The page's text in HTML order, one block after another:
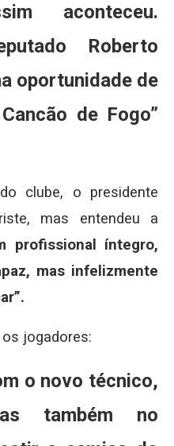
aconteceu.
Roberto
oportunidade de
de Fogo”
clube, o presidente
mas entendeu a
profissional íntegro,
mas infelizmente
jogadores:
o novo técnico,
também no